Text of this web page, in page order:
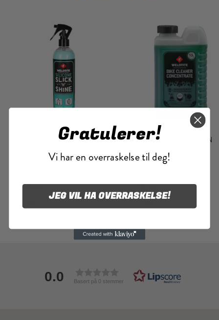
WELDTITE SILICONE SLICK
På lager
WELDTITE BIKE
CONCENTRATE 1L
0.0 Basert på 0 stemmer
Gratulerer!
Vi har en overraskelse til deg!
JEG VIL HA OVERRASKELSE!